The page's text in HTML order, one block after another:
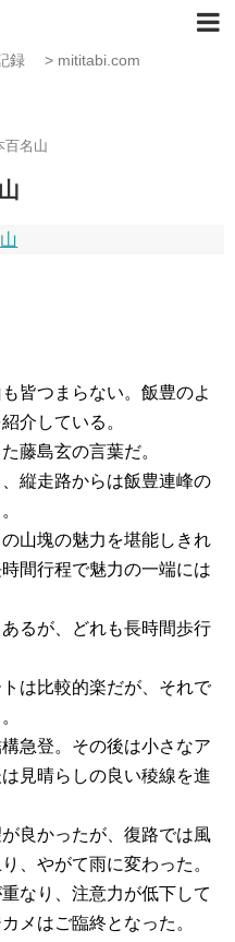
記録 > mititabi.com
百名山
皆つまらない。飯豊のよ
介している。
藤島玄の言葉だ。
縦走路からは飯豊連峰の
山塊の魅力を堪能しきれ
間行程で魅力の一端には
るが、どれも長時間歩行
は比較的楽だが、それで
急登。その後は小さなア
見晴らしの良い稜線を進
良かったが、復路では風
、やがて雨に変わった。
なり、注意力が低下して
メはご臨終となった。